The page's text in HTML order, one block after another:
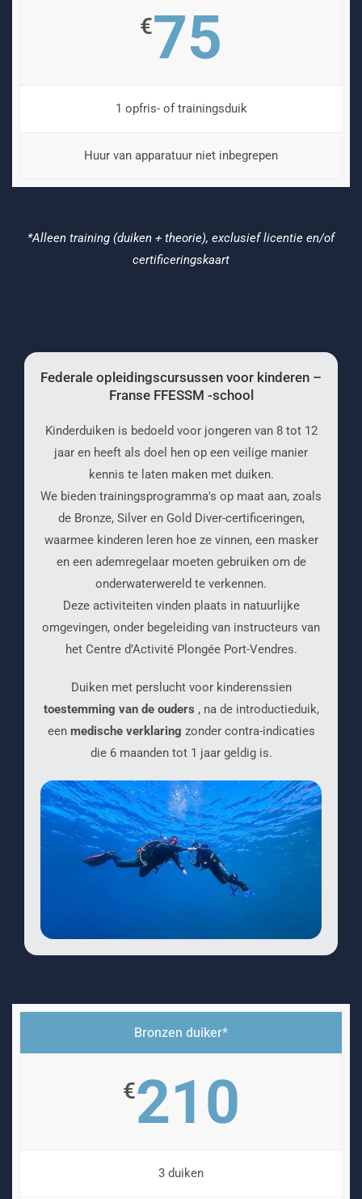
€75
1 opfris- of trainingsduik
Huur van apparatuur niet inbegrepen
*Alleen training (duiken + theorie), exclusief licentie en/of
certificeringskaart
Federale opleidingscursussen voor kinderen –
Franse FFESSM -school
Kinderduiken is bedoeld voor jongeren van 8 tot 12
jaar en heeft als doel hen op een veilige manier
kennis te laten maken met duiken.
We bieden trainingsprogramma's op maat aan, zoals
de Bronze, Silver en Gold Diver-certificeringen,
waarmee kinderen leren hoe ze vinnen, een masker
en een ademregelaar moeten gebruiken om de
onderwaterwereld te verkennen.
Deze activiteiten vinden plaats in natuurlijke
omgevingen, onder begeleiding van instructeurs van
het Centre d’Activité Plongée Port-Vendres.
Duiken met perslucht voor kinderenssien
toestemming van de ouders , na de introductieduik,
een medische verklaring zonder contra-indicaties
die 6 maanden tot 1 jaar geldig is.
Bronzen duiker*
€210
3 duiken